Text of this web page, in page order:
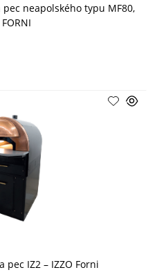
neapolského typu MF80,
pec IZ2 – IZZO Forni